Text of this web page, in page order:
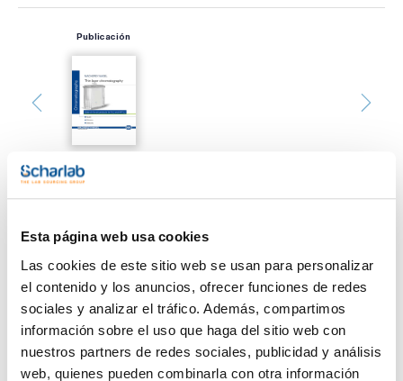
Esta página web usa cookies
Las cookies de este sitio web se usan para personalizar
el contenido y los anuncios, ofrecer funciones de redes
sociales y analizar el tráfico. Además, compartimos
información sobre el uso que haga del sitio web con
nuestros partners de redes sociales, publicidad y análisis
web, quienes pueden combinarla con otra información
Publicación
Imprimir ficha de
producto
Características
Adsorbente : Gel de sílice
Indicador : No
Espesor (mm) : 0,25
Dimensiones (mm) : 200x200
Pack : 25
Las placas TLC SIL HC son placas de alta resolución con alta
Ver más